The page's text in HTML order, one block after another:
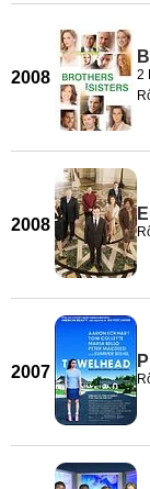
2008 2
2008
2007